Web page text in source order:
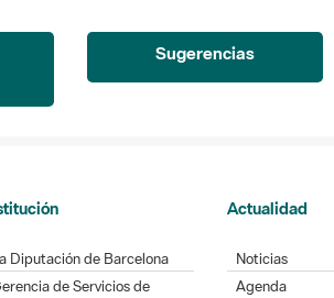
Sugerencias
Diputación de Barcelona
de Servicios de
Actualidad
Noticias
Agenda